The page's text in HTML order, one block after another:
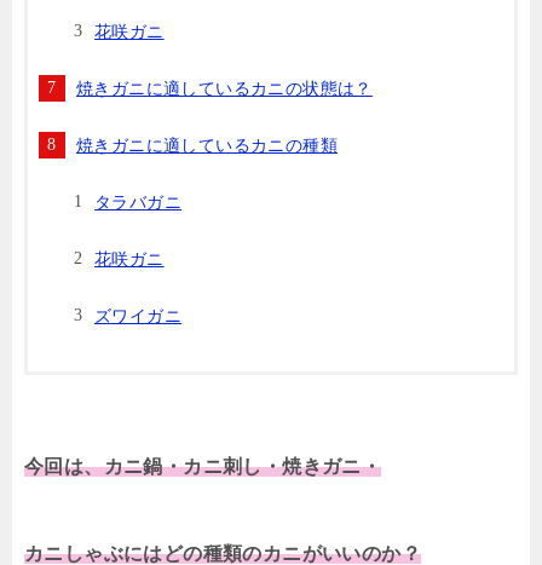
花咲ガニ
焼きガニに適しているカニの状態は？
焼きガニに適しているカニの種類
タラバガニ
花咲ガニ
ズワイガニ
今回は、カニ鍋・カニ刺し・焼きガニ・
カニしゃぶにはどの種類のカニがいいのか？